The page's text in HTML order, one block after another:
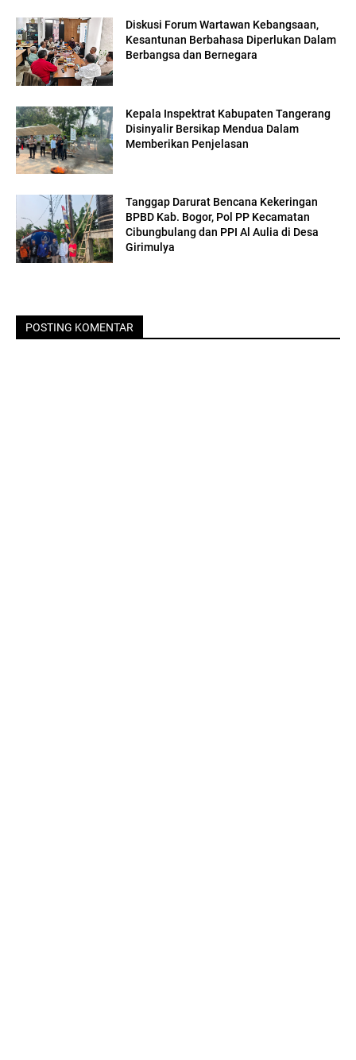
Diskusi Forum Wartawan Kebangsaan,
Kesantunan Berbahasa Diperlukan Dalam
Berbangsa dan Bernegara
Kepala Inspektrat Kabupaten Tangerang
Disinyalir Bersikap Mendua Dalam
Memberikan Penjelasan
Tanggap Darurat Bencana Kekeringan
BPBD Kab. Bogor, Pol PP Kecamatan
Cibungbulang dan PPI Al Aulia di Desa
Girimulya
POSTING KOMENTAR